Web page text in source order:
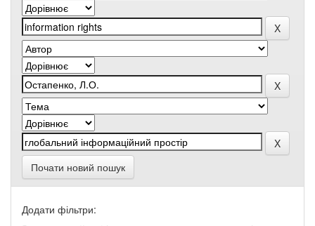
Почати новий пошук
Додати фільтри: